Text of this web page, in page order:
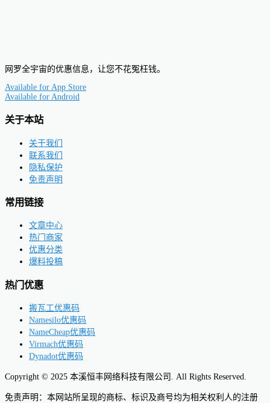
网罗全宇宙的优惠信息，让您不花冤枉钱。
Available for App Store
Available for Android
关于本站
关于我们
联系我们
隐私保护
免责声明
常用链接
文章中心
热门商家
优惠分类
爆料投稿
热门优惠
搬瓦工优惠码
Namesilo优惠码
NameCheap优惠码
Virmach优惠码
Dynadot优惠码
Copyright © 2025 本溪恒丰网络科技有限公司. All Rights Reserved.
免责声明：本网站所呈现的商标、标识及商号均为相关权利人的注册